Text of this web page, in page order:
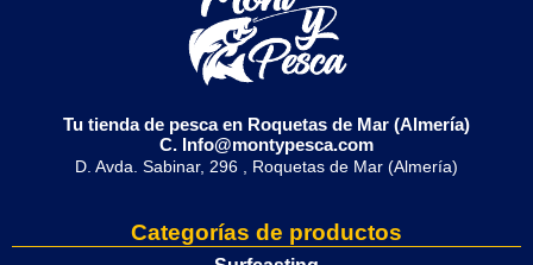
Tu tienda de pesca en Roquetas de Mar (Almería)
C. Info@montypesca.com
D. Avda. Sabinar, 296 , Roquetas de Mar (Almería)
Categorías de productos